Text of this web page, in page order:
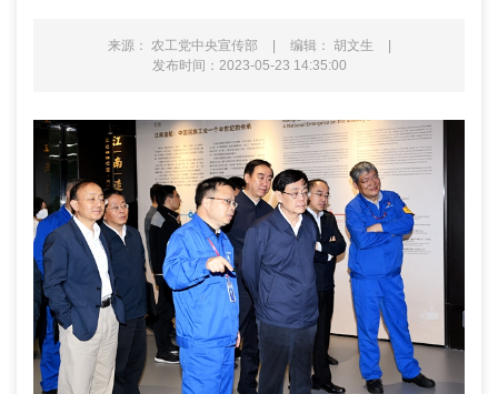
来源： 农工党中央宣传部 | 编辑： 胡文生
|
发布时间：2023-05-23 14:35:00